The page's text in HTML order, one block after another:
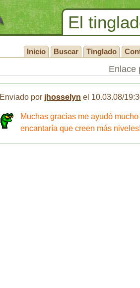
El
Inicio Buscar Tinglado
Enlace
Enviado por jhosselyn el 10.03.08/
Muchas gracias me ayudó
encantaría que creen más